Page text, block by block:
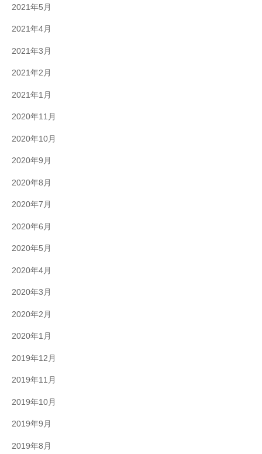
2021年5月
2021年4月
2021年3月
2021年2月
2021年1月
2020年11月
2020年10月
2020年9月
2020年8月
2020年7月
2020年6月
2020年5月
2020年4月
2020年3月
2020年2月
2020年1月
2019年12月
2019年11月
2019年10月
2019年9月
2019年8月